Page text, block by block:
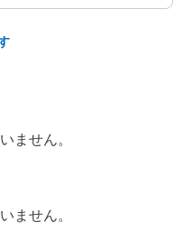
ません。
ません。